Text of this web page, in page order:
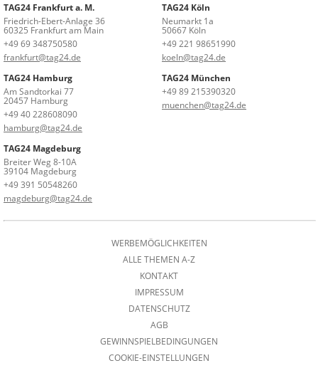
TAG24 Frankfurt a. M.
Friedrich-Ebert-Anlage 36
60325 Frankfurt am Main
+49 69 348750580
frankfurt@tag24.de
TAG24 Köln
Neumarkt 1a
50667 Köln
+49 221 98651990
koeln@tag24.de
TAG24 Hamburg
Am Sandtorkai 77
20457 Hamburg
+49 40 228608090
hamburg@tag24.de
TAG24 München
+49 89 215390320
muenchen@tag24.de
TAG24 Magdeburg
Breiter Weg 8-10A
39104 Magdeburg
+49 391 50548260
magdeburg@tag24.de
WERBEMÖGLICHKEITEN
ALLE THEMEN A-Z
KONTAKT
IMPRESSUM
DATENSCHUTZ
AGB
GEWINNSPIELBEDINGUNGEN
COOKIE-EINSTELLUNGEN